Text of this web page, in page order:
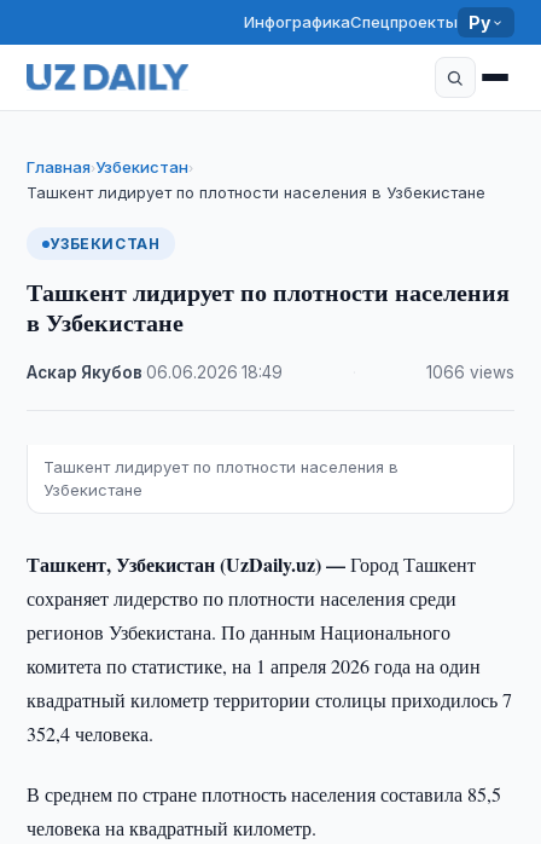
ИнфографикаСпецпроекты Ру
Главная›Узбекистан›
Ташкент лидирует по плотности населения в Узбекистане
УЗБЕКИСТАН
Ташкент лидирует по плотности населения
в Узбекистане
Аскар Якубов ·06.06.2026 ·18:49 1066 views
Ташкент лидирует по плотности населения в
Узбекистане
Ташкент, Узбекистан (UzDaily.uz) —Город Ташкент
сохраняет лидерство по плотности населения среди
регионов Узбекистана. По данным Национального
комитета по статистике, на 1 апреля 2026 года на один
квадратный километр территории столицы приходилось 7
352,4 человека.
В среднем по стране плотность населения составила 85,5
человека на квадратный километр.